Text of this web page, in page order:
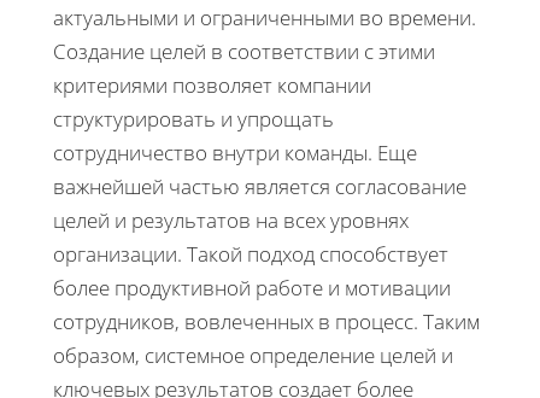
актуальными и ограниченными во времени.
Создание целей в соответствии с этими
критериями позволяет компании
структурировать и упрощать
сотрудничество внутри команды. Еще
важнейшей частью является согласование
целей и результатов на всех уровнях
организации. Такой подход способствует
более продуктивной работе и мотивации
сотрудников, вовлеченных в процесс. Таким
образом, системное определение целей и
ключевых результатов создает более